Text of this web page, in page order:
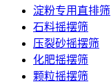
淀粉专用直排筛
石料摇摆筛
压裂砂摇摆筛
化肥摇摆筛
颗粒摇摆筛